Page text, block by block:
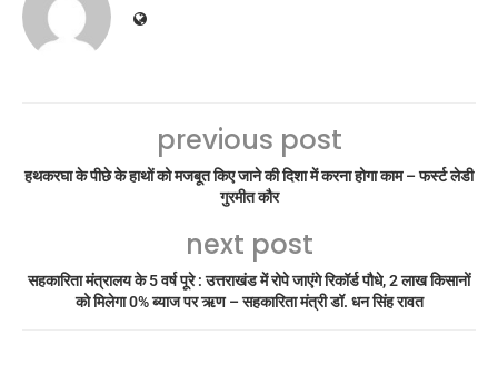
previous post
हथकरघा के पीछे के हाथों को मजबूत किए जाने की दिशा में करना होगा काम – फर्स्ट लेडी
गुरमीत कौर
next post
सहकारिता मंत्रालय के 5 वर्ष पूरे : उत्तराखंड में रोपे जाएंगे रिकॉर्ड पौधे, 2 लाख किसानों
को मिलेगा 0% ब्याज पर ऋण – सहकारिता मंत्री डॉ. धन सिंह रावत